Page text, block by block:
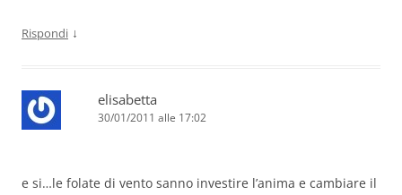
Rispondi ↓
elisabetta
30/01/2011 alle 17:02
e si…le folate di vento sanno investire l’anima e cambiare il